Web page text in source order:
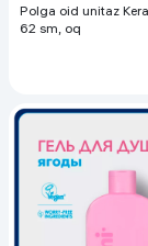
Polga oid unitaz
62 sm, oq